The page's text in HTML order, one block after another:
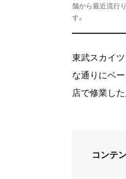
舗から最近流行
す。
東武スカイ
な通りにベー
店で修業し
コンテ